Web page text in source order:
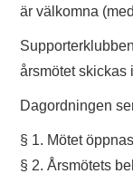
TIFO
SOUVENIRER
är välkomna
årsmötet
Dagordningen
§ 1. Mötet
§ 2. Årsmötets